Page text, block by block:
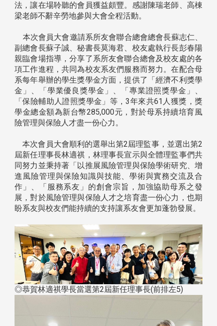
法，讓在場聆聽的會員獲益頗豐。感謝陳瑞老師、高棟
梁老師不辭辛勞地參與大會全程活動。
本次會員大會邀請系所友會聯合總會總會長蘇志仁、
副總會長蘇子誠、秘書長莫海君、校友處執行長彭春陽
親臨會場指導，分享了系所友會聯合總會及校友處的各
項工作進程，共同為校友系友們服務而努力。在配合母
系每年舉辦的學生獎學金方面，提供了「經濟不利獎學
金」、「學業優良獎學金」、「專業證照獎學金」、
「保險輔助人證照獎學金」等，3年來共61人獲獎，獎
學金總金額為新台幣285,000元，對於母系持續培育風
險管理與保險人才盡一份心力。
本次會員大會順利的選舉出第2屆理監事，並選出第2
屆新任理事長林適祺，林理事長宣示與全體理監事們共
同努力並秉持著「以推展風險管理與保險學術研究、增
進風險管理與保險知識與技能、學術與實務交流及合
作」、「服務系友」的創會宗旨，加強協助母系之發
展，對於風險管理與保險人才之培育盡一份心力，也期
盼系友與校友們能持續的支持讓系友會更加蓬勃發展。
◎恭賀林適祺學長當選第2屆新任理事長(前排左5)